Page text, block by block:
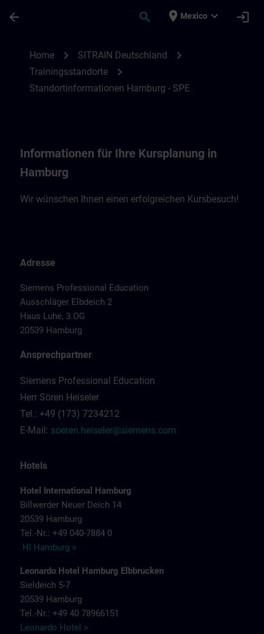
arrow_back search place Mexico expand_more login
Home chevron_right SITRAIN Deutschland chevron_right
Trainingsstandorte chevron_right
Standortinformationen Hamburg - SPE
Informationen für Ihre Kursplanung in
Hamburg
Wir wünschen Ihnen einen erfolgreichen Kursbesuch!
Adresse
Siemens Professional Education
Ausschläger Elbdeich 2
Haus Luhe, 3.OG
20539 Hamburg
Ansprechpartner
Siemens Professional Education
Herr Sören Heiseler
Tel.: +49 (173) 7234212
E-Mail: soeren.heiseler@siemens.com
Hotels
Hotel International Hamburg
Billwerder Neuer Deich 14
20539 Hamburg
Tel.-Nr.: +49 040-7884 0
HI Hamburg >
Leonardo Hotel Hamburg Elbbrucken
Sieldeich 5-7
20539 Hamburg
Tel.-Nr.: +49 40 78966151
Leonardo Hotel >